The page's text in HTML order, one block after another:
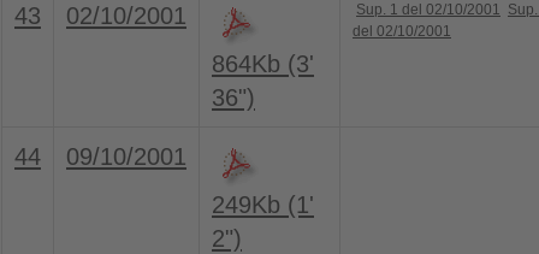
43
02/10/2001
864Kb (3'
36")
Sup. 1 del 02/10/2001
del 02/10/2001
44
09/10/2001
249Kb (1'
2")